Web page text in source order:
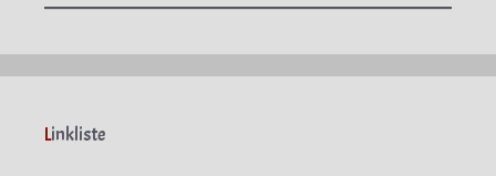
Linkliste